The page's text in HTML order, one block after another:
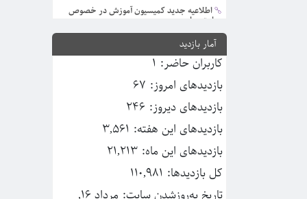
اطلاعیه جدید کمیسیون آموزش در خصوص
رعایت موار...
مرداد 3, 1405
اطلاعیه واحد آموزش | راهنمای نحوه رفع
محدودیت...
تیر 31, 1405
آمار بازدید
کاربران حاضر: 1
بازدیدهای امروز: 67
بازدیدهای دیروز: 246
بازدیدهای این هفته: 3,561
بازدیدهای این ماه: 21,213
کل بازدیدها: 110,981
تاریخ به‌روزشدن سایت:
مرداد 16,